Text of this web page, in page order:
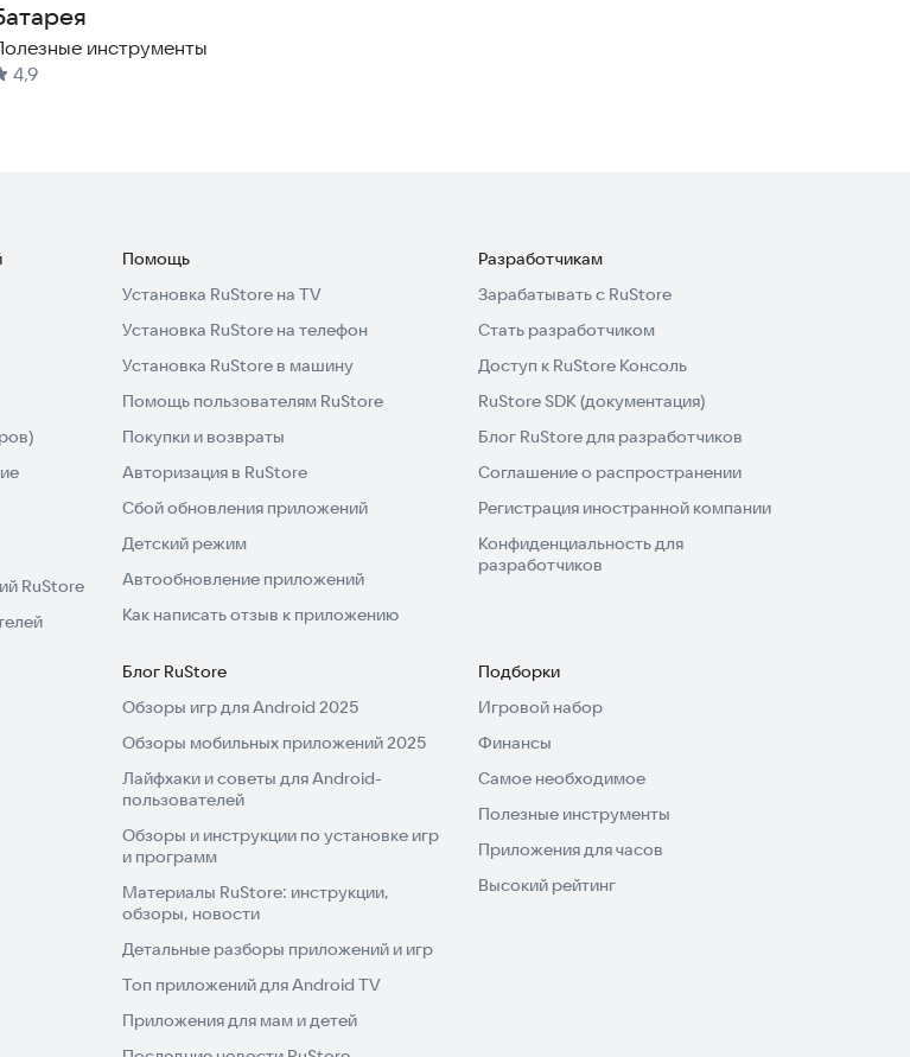
инструменты
4,9
RuStore
Помощь
Установка RuStore на TV
Установка RuStore на телефон
Установка RuStore в машину
Помощь пользователям RuStore
Покупки и возвраты
Авторизация в RuStore
Сбой обновления приложений
Детский режим
Автообновление приложений
Как написать отзыв к приложению
Разработчикам
Зарабатывать с RuStore
Стать разработчиком
Доступ к RuStore Консоль
RuStore SDK (документация)
Блог RuStore для разработчиков
Соглашение о распространении
Регистрация иностранной компании
Конфиденциальность для
разработчиков
Блог RuStore
Обзоры игр для Android 2025
Обзоры мобильных приложений 2025
Лайфхаки и советы для Android-
пользователей
Обзоры и инструкции по установке игр
и программ
Материалы RuStore: инструкции,
обзоры, новости
Детальные разборы приложений и игр
Топ приложений для Android TV
Приложения для мам и детей
Подборки
Игровой набор
Финансы
Самое необходимое
Полезные инструменты
Приложения для часов
Высокий рейтинг